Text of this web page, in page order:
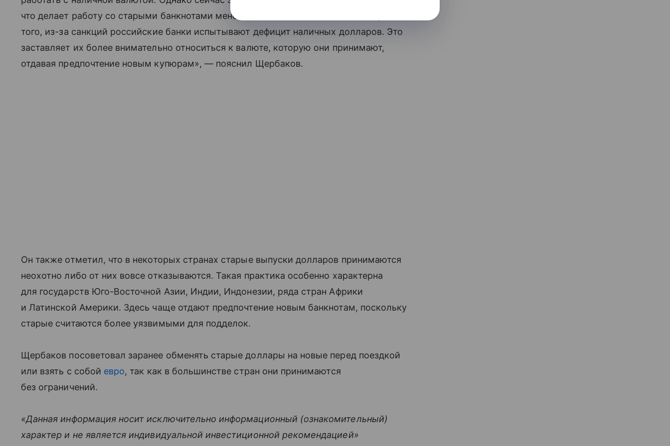
что делает работу со старыми банкнотами менее выгодной и более сложной. Кроме
того, из-за санкций российские банки испытывают дефицит наличных долларов. Это
заставляет их более внимательно относиться к валюте, которую они принимают,
отдавая предпочтение новым купюрам», — пояснил Щербаков.
Он также отметил, что в некоторых странах старые выпуски долларов принимаются
неохотно либо от них вовсе отказываются. Такая практика особенно характерна
для государств Юго-Восточной Азии, Индии, Индонезии, ряда стран Африки
и Латинской Америки. Здесь чаще отдают предпочтение новым банкнотам, поскольку
старые считаются более уязвимыми для подделок.
Щербаков посоветовал заранее обменять старые доллары на новые перед поездкой
или взять с собой евро, так как в большинстве стран они принимаются
без ограничений.
«Данная информация носит исключительно информационный (ознакомительный)
характер и не является индивидуальной инвестиционной рекомендацией»